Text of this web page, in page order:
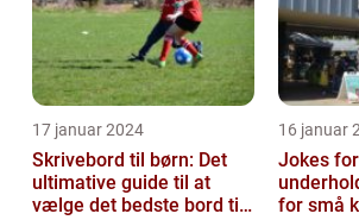
17 januar 2024
Skrivebord til børn: Det
ultimative guide til at
vælge det bedste bord til
16 januar
Jokes
for små